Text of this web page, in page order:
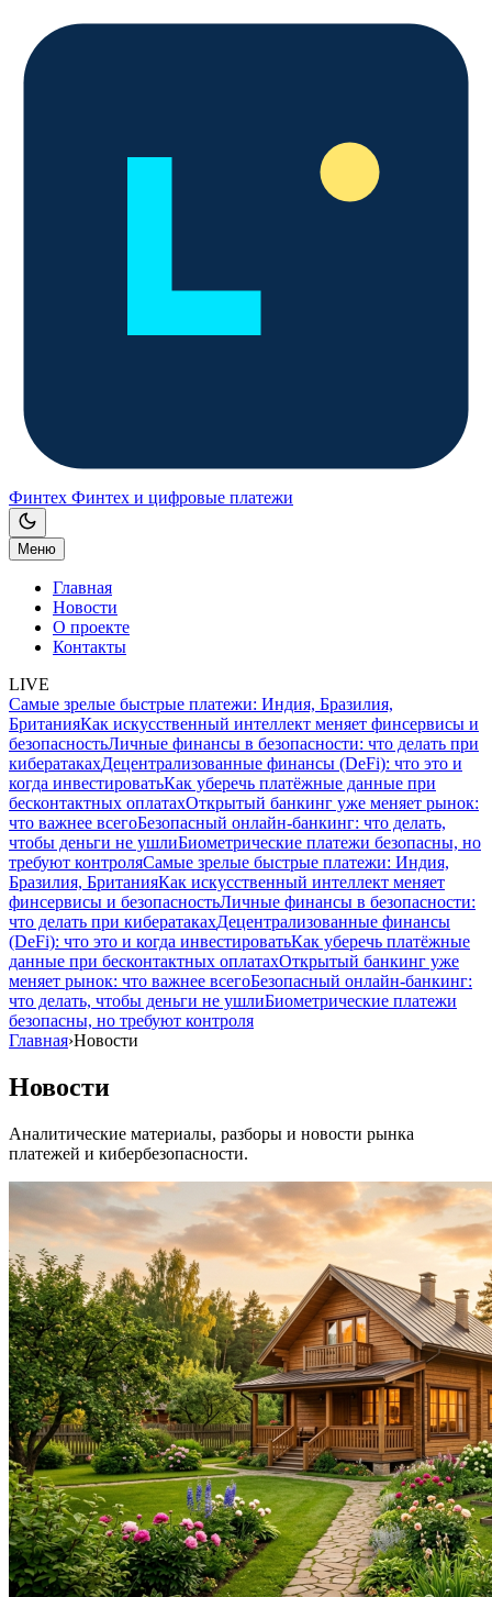
Финтех Финтех и цифровые платежи
Меню
Главная
Новости
О проекте
Контакты
LIVE
Самые зрелые быстрые платежи: Индия, Бразилия,
БританияКак искусственный интеллект меняет финсервисы и
безопасностьЛичные финансы в безопасности: что делать при
кибератакахДецентрализованные финансы (DeFi): что это и
когда инвестироватьКак уберечь платёжные данные при
бесконтактных оплатахОткрытый банкинг уже меняет рынок:
что важнее всегоБезопасный онлайн-банкинг: что делать,
чтобы деньги не ушлиБиометрические платежи безопасны, но
требуют контроляСамые зрелые быстрые платежи: Индия,
Бразилия, БританияКак искусственный интеллект меняет
финсервисы и безопасностьЛичные финансы в безопасности:
что делать при кибератакахДецентрализованные финансы
(DeFi): что это и когда инвестироватьКак уберечь платёжные
данные при бесконтактных оплатахОткрытый банкинг уже
меняет рынок: что важнее всегоБезопасный онлайн-банкинг:
что делать, чтобы деньги не ушлиБиометрические платежи
безопасны, но требуют контроля
Главная›Новости
Новости
Аналитические материалы, разборы и новости рынка
платежей и кибербезопасности.